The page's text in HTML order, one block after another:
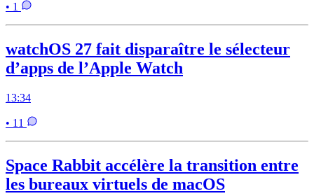
• 1
watchOS 27 fait disparaître le sélecteur
d’apps de l’Apple Watch
13:34
• 11
Space Rabbit accélère la transition entre
les bureaux virtuels de macOS